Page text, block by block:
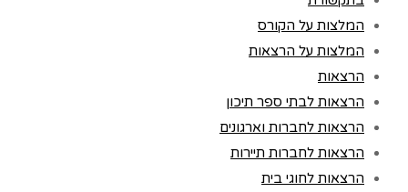
המלצות על הקורס
המלצות על הרצאות
הרצאות
הרצאות לבתי ספר תיכון
הרצאות לחברות וארגונים
הרצאות לחברות תיירות
הרצאות לחוגי בית